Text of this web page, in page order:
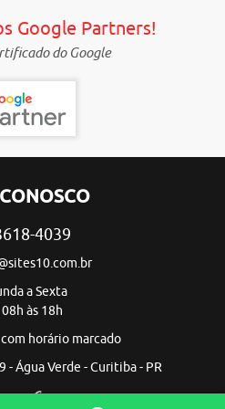
Google Partners!
do Google
4039
a Sexta
às 18h
horário marcado
- Água Verde - Curitiba - PR